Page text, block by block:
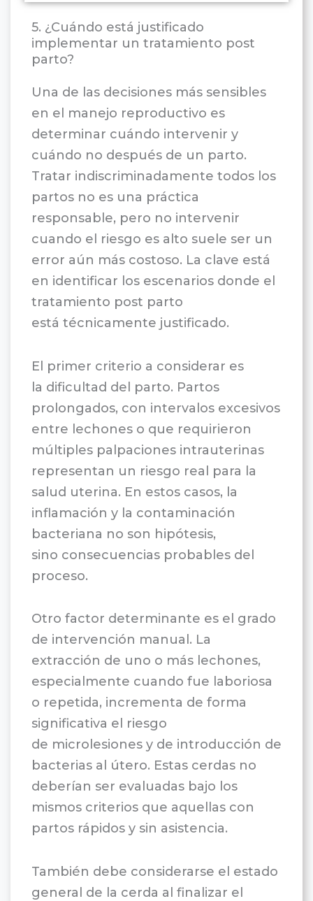
5. ¿Cuándo está justificado
implementar un tratamiento post
parto?
Una de las decisiones más sensibles
en el manejo reproductivo es
determinar cuándo intervenir y
cuándo no después de un parto.
Tratar indiscriminadamente todos los
partos no es una práctica
responsable, pero no intervenir
cuando el riesgo es alto suele ser un
error aún más costoso. La clave está
en identificar los escenarios donde el
tratamiento post parto
está técnicamente justificado.
El primer criterio a considerar es
la dificultad del parto. Partos
prolongados, con intervalos excesivos
entre lechones o que requirieron
múltiples palpaciones intrauterinas
representan un riesgo real para la
salud uterina. En estos casos, la
inflamación y la contaminación
bacteriana no son hipótesis,
sino consecuencias probables del
proceso.
Otro factor determinante es el grado
de intervención manual. La
extracción de uno o más lechones,
especialmente cuando fue laboriosa
o repetida, incrementa de forma
significativa el riesgo
de microlesiones y de introducción de
bacterias al útero. Estas cerdas no
deberían ser evaluadas bajo los
mismos criterios que aquellas con
partos rápidos y sin asistencia.
También debe considerarse el estado
general de la cerda al finalizar el